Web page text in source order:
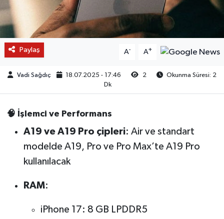
Paylaş A- A+
Vadi Sağdıç 18.07.2025 - 17:46 2
Okunma Süresi: 2
Dk
🧠 İşlemci ve Performans
A19 ve A19 Pro çipleri: Air ve standart
modelde A19, Pro ve Pro Max’te A19 Pro
kullanılacak
RAM:
iPhone 17: 8 GB LPDDR5